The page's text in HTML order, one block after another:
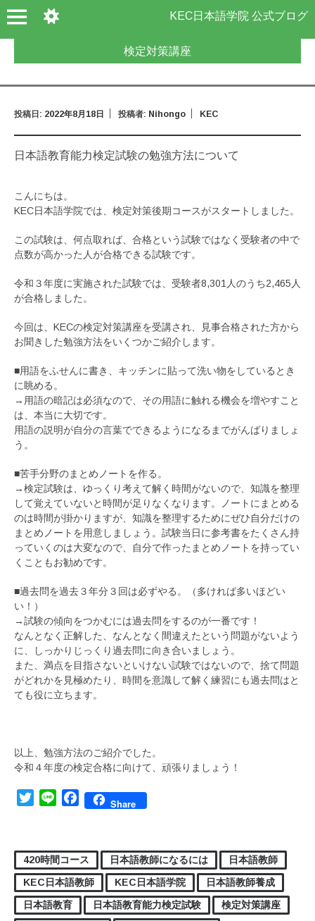
KEC日本語学院 公式ブログ
検定対策講座
投稿日: 2022年8月18日 投稿者: Nihongo KEC
日本語教育能力検定試験の勉強方法について
こんにちは。
KEC日本語学院では、検定対策後期コースがスタートしました。
この試験は、何点取れば、合格という試験ではなく受験者の中で
点数が高かった人が合格できる試験です。
令和３年度に実施された試験では、受験者8,301人のうち2,465人
が合格しました。
今回は、KECの検定対策講座を受講され、見事合格された方から
お聞きした勉強方法をいくつかご紹介します。
■用語をふせんに書き、キッチンに貼って洗い物をしているとき
に眺める。
→用語の暗記は必須なので、その用語に触れる機会を増やすこと
は、本当に大切です。
用語の説明が自分の言葉でできるようになるまでがんばりましょ
う。
■苦手分野のまとめノートを作る。
→検定試験は、ゆっくり考えて解く時間がないので、知識を整理
して覚えていないと時間が足りなくなります。ノートにまとめる
のは時間が掛かりますが、知識を整理するためにぜひ自分だけの
まとめノートを用意しましょう。試験当日に参考書をたくさん持
っていくのは大変なので、自分で作ったまとめノートを持ってい
くこともお勧めです。
■過去問を過去３年分３回は必ずやる。（多ければ多いほどい
い！）
→試験の傾向をつかむには過去問をするのが一番です！
なんとなく正解した、なんとなく間違えたという問題がないよう
に、しっかりじっくり過去問に向き合いましょう。
また、満点を目指さないといけない試験ではないので、捨て問題
がどれかを見極めたり、時間を意識して解く練習にも過去問はと
ても役に立ちます。
以上、勉強方法のご紹介でした。
令和４年度の検定合格に向けて、頑張りましょう！
TwitterLine FacebookShare
420時間コース 日本語教師になるには
日本語教師
KEC日本語教師
KEC日本語学院
日本語教師養成
日本語教育
日本語教育能力検定試験
検定対策講座